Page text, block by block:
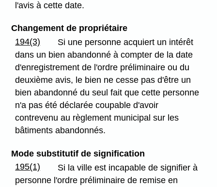
l'avis à cette date.
Changement de propriétaire
194(3)
Si une personne acquiert un intérêt
dans un bien abandonné à compter de la date
d'enregistrement de l'ordre préliminaire ou du
deuxième avis, le bien ne cesse pas d'être un
bien abandonné du seul fait que cette personne
n'a pas été déclarée coupable d'avoir
contrevenu au règlement municipal sur les
bâtiments abandonnés.
Mode substitutif de signification
195(1)
Si la ville est incapable de signifier à
personne l'ordre préliminaire de remise en